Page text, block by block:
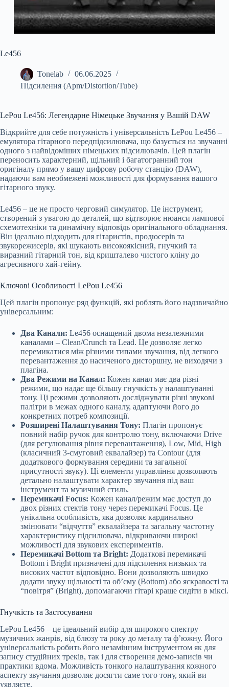
Le456
Tonelab
06.06.2025
Підсилення (Apm/Distortion/Tube)
LePou Le456: Легендарне Німецьке Звучання у Вашій DAW
Відкрийте для себе потужність і універсальність LePou Le456 –
емулятора гітарного передпідсилювача, що базується на звучанні
одного з найвідоміших німецьких підсилювачів. Цей плагін
переносить характерний, щільний і багатогранний тон
оригіналу прямо у вашу цифрову робочу станцію (DAW),
надаючи вам необмежені можливості для формування вашого
гітарного звуку.
Le456 – це не просто черговий симулятор. Це інструмент,
створений з увагою до деталей, що відтворює нюанси лампової
схемотехніки та динамічну відповідь оригінального обладнання.
Він ідеально підходить для гітаристів, продюсерів та
звукорежисерів, які шукають високоякісний, гнучкий та
виразний гітарний тон, від кришталево чистого кліну до
агресивного хай-гейну.
Ключові Особливості LePou Le456
Цей плагін пропонує ряд функцій, які роблять його надзвичайно
універсальним:
Два Канали: Le456 оснащений двома незалежними
каналами – Clean/Crunch та Lead. Це дозволяє легко
перемикатися між різними типами звучання, від легкого
перевантаження до насиченого дисторшну, не виходячи з
плагіна.
Два Режими на Канал: Кожен канал має два різні
режими, що надає ще більшу гнучкість у налаштуванні
тону. Ці режими дозволяють досліджувати різні звукові
палітри в межах одного каналу, адаптуючи його до
конкретних потреб композиції.
Розширені Налаштування Тону: Плагін пропонує
повний набір ручок для контролю тону, включаючи Drive
(для регулювання рівня перевантаження), Low, Mid, High
(класичний 3-смуговий еквалайзер) та Contour (для
додаткового формування середини та загальної
присутності звуку). Ці елементи управління дозволяють
детально налаштувати характер звучання під ваш
інструмент та музичний стиль.
Перемикачі Focus: Кожен канал/режим має доступ до
двох різних стектів тону через перемикачі Focus. Це
унікальна особливість, яка дозволяє кардинально
змінювати “відчуття” еквалайзера та загальну частотну
характеристику підсилювача, відкриваючи широкі
можливості для звукових експериментів.
Перемикачі Bottom та Bright: Додаткові перемикачі
Bottom і Bright призначені для підсилення низьких та
високих частот відповідно. Вони дозволяють швидко
додати звуку щільності та об’єму (Bottom) або яскравості та
“повітря” (Bright), допомагаючи гітарі краще сидіти в міксі.
Гнучкість та Застосування
LePou Le456 – це ідеальний вибір для широкого спектру
музичних жанрів, від блюзу та року до металу та ф’южну. Його
універсальність робить його незамінним інструментом як для
запису студійних треків, так і для створення демо-записів чи
практики вдома. Можливість тонкого налаштування кожного
аспекту звучання дозволяє досягти саме того тону, який ви
уявляєте.